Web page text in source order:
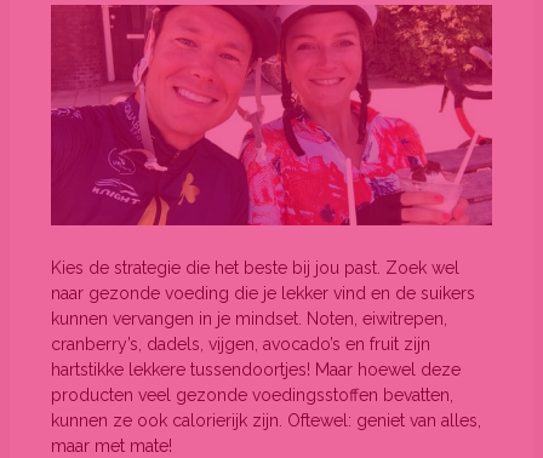
Kies de strategie die het beste bij jou past. Zoek wel
naar gezonde voeding die je lekker vind en de suikers
kunnen vervangen in je mindset. Noten, eiwitrepen,
cranberry’s, dadels, vijgen, avocado’s en fruit zijn
hartstikke lekkere tussendoortjes! Maar hoewel deze
producten veel gezonde voedingsstoffen bevatten,
kunnen ze ook calorierijk zijn. Oftewel: geniet van alles,
maar met mate!